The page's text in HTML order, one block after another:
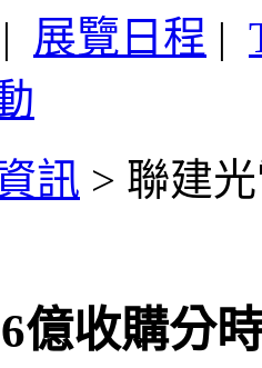
| 展覽日程 |
訊 > 聯建
億收購分